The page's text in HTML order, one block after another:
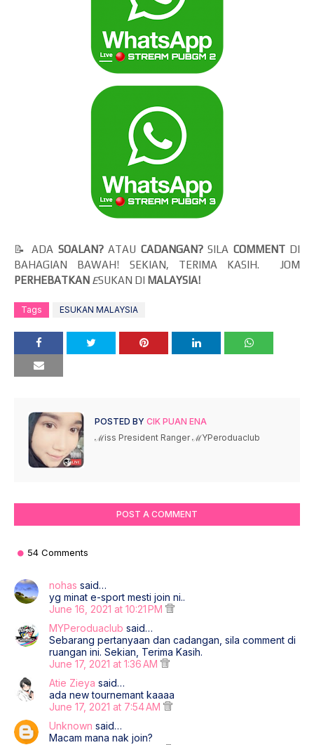
📝 ADA SOALAN?ATAU CADANGAN?SILA COMMENTDI
BAHAGIAN BAWAH! SEKIAN, TERIMA KASIH. JOM
PERHEBATKAN ESUKAN DI MALAYSIA!
Tags ESUKAN MALAYSIA
POSTED BY CIK PUAN ENA
ℳiss President Ranger ℳYPeroduaclub
POST A COMMENT
54 Comments
nohas said…
yg minat e-sport mesti join ni..
June 16, 2021 at 10:21 PM
MYPeroduaclub said…
Sebarang pertanyaan dan cadangan, sila comment di
ruangan ini. Sekian, Terima Kasih.
June 17, 2021 at 1:36 AM
Atie Zieya said…
ada new tournemant kaaaa
June 17, 2021 at 7:54 AM
Unknown said…
Macam mana nak join?